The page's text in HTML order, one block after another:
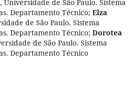
, Universidade de São Paulo. Sistema
Departamento Técnico; Elza
de São Paulo. Sistema
Departamento Técnico; Dorotea
de São Paulo. Sistema
Departamento Técnico